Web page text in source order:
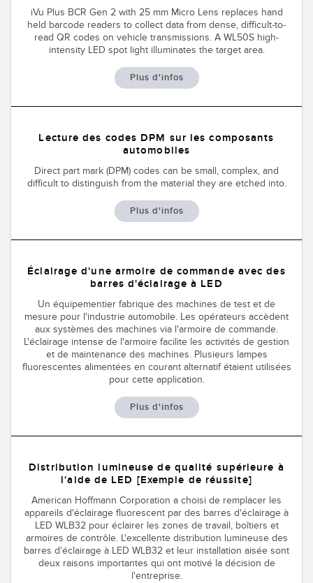
TECHNOLOGIE
Capteurs avec IO-Link
TECHNOLOGY
Capteurs avec IO-Link
iVu Plus BCR Gen 2 with 25 mm Micro Lens replaces hand
held barcode readers to collect data from dense, difficult-to-
read QR codes on vehicle transmissions. A WL50S high-
intensity LED spot light illuminates the target area.
Plus d'infos
Lecture des codes DPM sur les composants
automobiles
Direct part mark (DPM) codes can be small, complex, and
difficult to distinguish from the material they are etched into.
Plus d'infos
Éclairage d'une armoire de commande avec des
barres d'éclairage à LED
Un équipementier fabrique des machines de test et de
mesure pour l'industrie automobile. Les opérateurs accèdent
aux systèmes des machines via l'armoire de commande.
L'éclairage intense de l'armoire facilite les activités de gestion
et de maintenance des machines. Plusieurs lampes
fluorescentes alimentées en courant alternatif étaient utilisées
pour cette application.
Plus d'infos
Distribution lumineuse de qualité supérieure à
l'aide de LED [Exemple de réussite]
American Hoffmann Corporation a choisi de remplacer les
appareils d'éclairage fluorescent par des barres d'éclairage à
LED WLB32 pour éclairer les zones de travail, boîtiers et
armoires de contrôle. L'excellente distribution lumineuse des
barres d'éclairage à LED WLB32 et leur installation aisée sont
deux raisons importantes qui ont motivé la décision de
l'entreprise.